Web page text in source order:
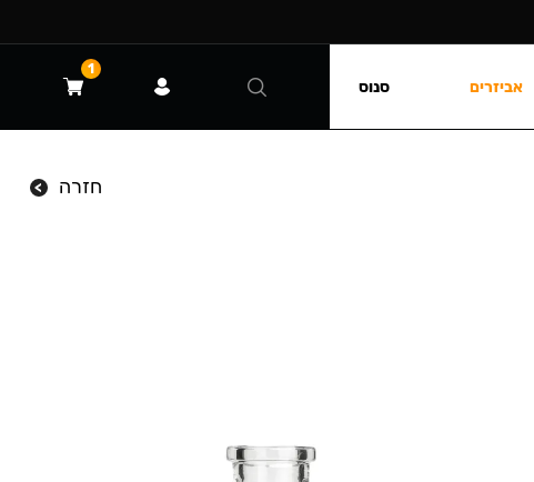
חזרה
אביזרים סנוס
1